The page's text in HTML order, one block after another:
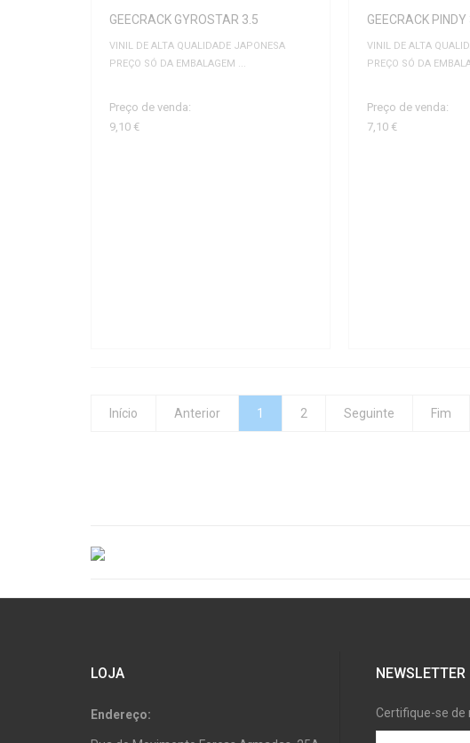
GEECRACK GYROSTAR 3.5
VINIL DE ALTA QUALIDADE JAPONESA
PREÇO SÓ DA EMBALAGEM ...
Preço de venda:
9,10 €
GEECRACK PINDY
VINIL DE ALTA
PREÇO SÓ DA
Preço de venda:
7,10 €
Início Anterior 1 2 Seguinte Fim
LOJA
Endereço:
NEWSLETTER
Certifique-se